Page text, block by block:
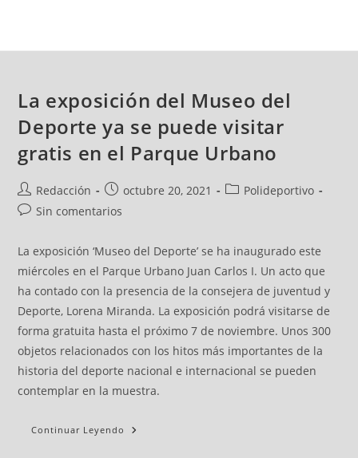
La exposición del Museo del
Deporte ya se puede visitar
gratis en el Parque Urbano
Redacción octubre 20, 2021
Polideportivo
Sin comentarios
La exposición ‘Museo del Deporte’ se ha inaugurado este
miércoles en el Parque Urbano Juan Carlos I. Un acto que
ha contado con la presencia de la consejera de juventud y
Deporte, Lorena Miranda. La exposición podrá visitarse de
forma gratuita hasta el próximo 7 de noviembre. Unos 300
objetos relacionados con los hitos más importantes de la
historia del deporte nacional e internacional se pueden
contemplar en la muestra.
Continuar Leyendo